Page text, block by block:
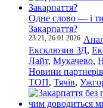
Одне слово — і
Закарпаття?
23:21, 26.01.2026
Ексклюзив ЗД,
Лайт, Мукачево,
Новини партнерів
ТОП, Тячів,